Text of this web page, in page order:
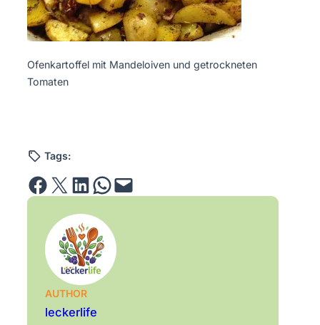
Ofenkartoffel mit Mandeloiven und getrockneten
Tomaten
Tags:
Share on Facebook Email this Page Share on LinkedIn Share on WhatsApp Email this Page
AUTHOR
leckerlife